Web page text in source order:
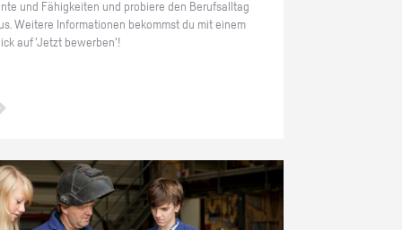
und Fä­hig­kei­ten und pro­bie­re den Be­rufs­all­tag
Wei­te­re In­for­ma­tio­nen be­kommst du mit einem
auf 'Jetzt be­wer­ben'!